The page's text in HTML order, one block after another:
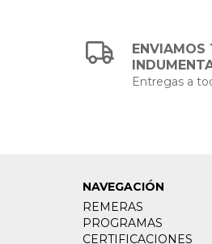
ENVIAMOS
Entregas a
NAVEGACIÓN
REMERAS
PROGRAMAS
CERTIFICACIONES